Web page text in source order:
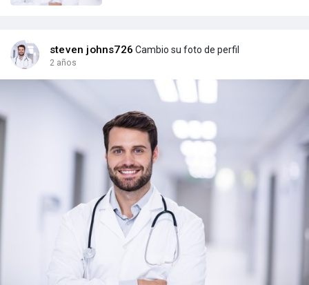
steven johns726 Cambio su foto de perfil
2 años